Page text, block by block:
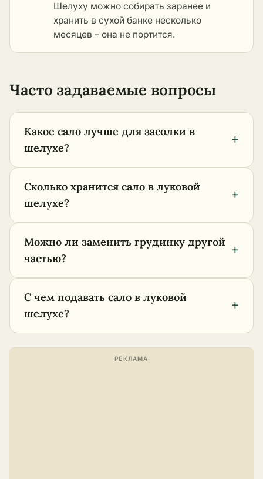
Шелуху можно собирать заранее и
хранить в сухой банке несколько
месяцев – она не портится.
Часто задаваемые вопросы
Какое сало лучше для засолки в
шелухе?
+
Сколько хранится сало в луковой
шелухе?
+
Можно ли заменить грудинку другой
частью?
+
С чем подавать сало в луковой
шелухе?
+